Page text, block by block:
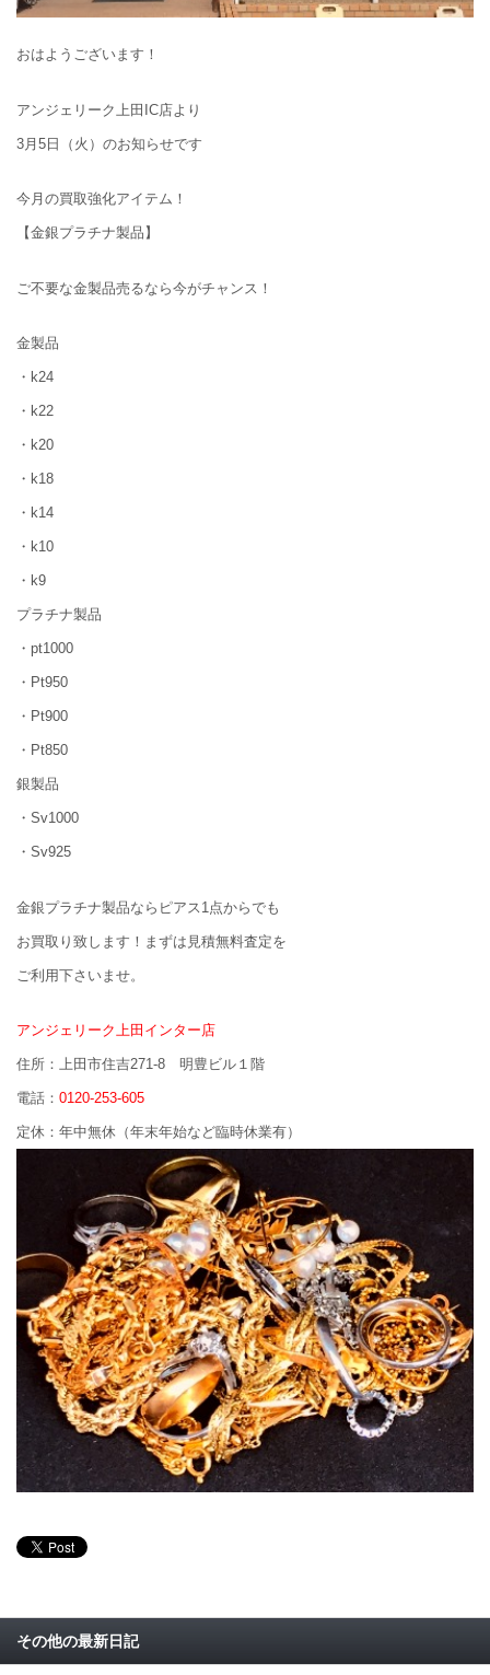
おはようございます！
アンジェリーク上田IC店より
3月5日（火）のお知らせです
今月の買取強化アイテム！
【金銀プラチナ製品】
ご不要な金製品売るなら今がチャンス！
金製品
・k24
・k22
・k20
・k18
・k14
・k10
・k9
プラチナ製品
・pt1000
・Pt950
・Pt900
・Pt850
銀製品
・Sv1000
・Sv925
金銀プラチナ製品ならピアス1点からでも
お買取り致します！まずは見積無料査定を
ご利用下さいませ。
アンジェリーク上田インター店
住所：上田市住吉271-8 明豊ビル１階
電話： 0120-253-605
定休：年中無休（年末年始など臨時休業有）
その他の最新日記